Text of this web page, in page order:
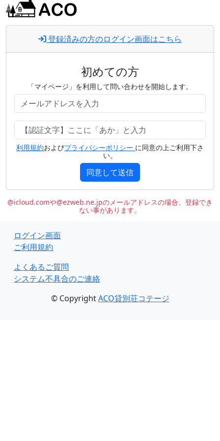
登録済みの方のログイン画面はこちら
初めての方
「マイページ」を利用して問い合わせを開始します。
利用規約およびプライバシーポリシー に同意の上ご利用下さ
い。
同意して送信
@icloud.comや@ezweb.ne.jpのメールアドレスの場合、登録でき
ない事があります。
ログイン画面
ご利用規約
よくあるご質問
システム不具合のご連絡
© CopyrightACO貸別荘コテージ